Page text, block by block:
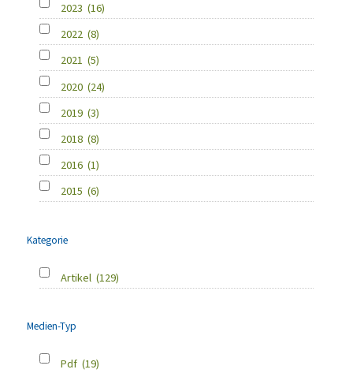
2023 (16)
2022 (8)
2021 (5)
2020 (24)
2019 (3)
2018 (8)
2016 (1)
2015 (6)
Kategorie
Artikel (129)
Medien-Typ
Pdf (19)